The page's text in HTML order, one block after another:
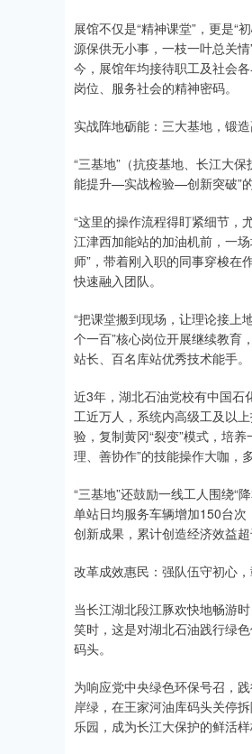
展馆不仅是“精神课堂”，更是“
源保供无小事，一枝一叶总关
今，展馆年均接待职工及社会
岗位、服务社会的精神密码。
实战阵地砺能：三大基地，锻
“三基地”（抗疫基地、长江大
能提升—实战检验—创新突破”的
“这里的操作流程得盯紧细节，
江津西加能站的加油机前，一
师”，带着刚入职的同事穿梭在
快速融入团队。
“把课堂搬到现场，让理论接上
个一百”核心岗位开展继续教育
站长、百名库站优秀技术能手。
近3年，湖北石油党校有中国石
工近万人，系统内高级工及以
验，复制黄冈“裂变”模式，培
理、善协作”的技能操作大咖，
“三基地”还鼓励一线工人围绕“
单站日均服务车辆增加150台次
创新成果，累计创造经济效益超
改革成效惠民：强队伍守初心，
当长江湖北段江豚欢快地畅游
笑时，这是对湖北石油践行绿
码头。
为响应党中央绿色环保号召，
岸绿，在王家河油库码头关停
乐园，成为长江大保护的鲜活样